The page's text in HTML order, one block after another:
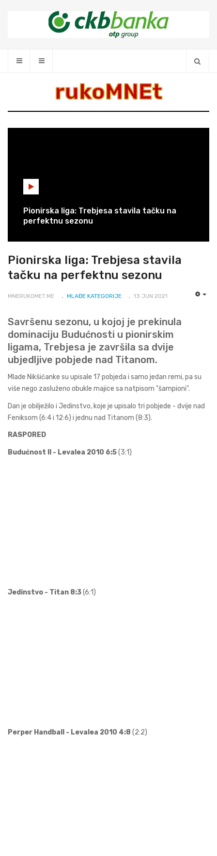
rukoMNEt
Pionirska liga: Trebjesa stavila tačku na
perfektnu sezonu
Pionirska liga: Trebjesa stavila
tačku na perfektnu sezonu
MNERUKOMET.ME MLAĐE KATEGORIJE 13 JUN 2021
Savršenu sezonu, u kojoj je prekinula
dominaciju Budućnosti u pionirskim
ligama, Trebjesa je završila sa dvije
ubjedljive pobjede nad Titanom.
Mlade Nikšićanke su upisale 17 pobjeda i samo jedan remi, pa su
više nego zasluženo obukle majice sa natpisom "šampioni".
Dan je obilježilo i Jedinstvo, koje je upisalo tri pobjede - dvije nad
Feniksom (6:4 i 12:6) i jednu nad Titanom (8:3).
RASPORED
Budućnost II - Levalea 2010 6:5(3:1)
Jedinstvo - Titan 8:3(6:1)
Perper Handball - Levalea 2010 4:8 (2:2)